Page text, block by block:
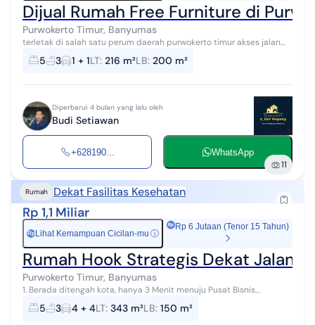
Dijual Rumah Free Furniture di
Purwokerto Timur, Banyumas
terletak di salah satu perum daerah purwokerto timur akses jalan
mobil jual rumah free furniture bangunan siap huni atas ada dak
untuk jemuran leba...
5 3 1 + 1LT: 216 m²LB: 200 m²
Diperbarui 4 bulan yang lalu oleh
Budi Setiawan
+628190... WhatsApp
11
Rumah Dekat Fasilitas Kesehatan
Rp 1,1 Miliar
Rp Lihat Kemampuan Cicilan-mu ⓘ
Rp 6 Jutaan (Tenor 15 Tahun)
Rumah Hook Strategis Dekat Jalan
Purwokerto Timur, Banyumas
1. Berada ditengah kota, hanya 3 Menit menuju Pusat Bisnis
Perkantoran. 2. Hanya 2 Menit menuju fasilitas, dan layanan umum,
seperti SPBU, Rumah...
5 3 4 + 4LT: 343 m²LB: 150 m²